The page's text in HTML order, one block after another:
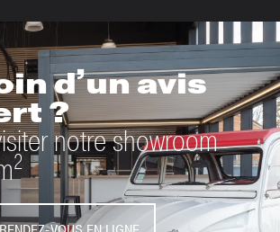
d’un avis
?
notre showroom
2